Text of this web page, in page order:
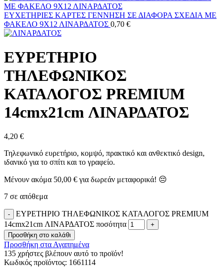
ΕΥΧΕΤΗΡΙΕΣ ΚΑΡΤΕΣ ΓΕΝΝΗΣΗ ΣΕ ΔΙΑΦΟΡΑ ΣΧΕΔΙΑ ΜΕ
ΦΑΚΕΛΟ 9Χ12 ΛΙΝΑΡΔΑΤΟΣ 0,70 €
ΕΥΡΕΤΗΡΙΟ
ΤΗΛΕΦΩΝΙΚΟΣ
ΚΑΤΑΛΟΓΟΣ PREMIUM
14cmx21cm ΛΙΝΑΡΔΑΤΟΣ
4,20 €
Τηλεφωνικό ευρετήριο, κομψό, πρακτικό και ανθεκτικό design,
ιδανικό για το σπίτι και το γραφείο.
Μένουν ακόμα 50,00 € για δωρεάν μεταφορικά! 😔
7 σε απόθεμα
ΕΥΡΕΤΗΡΙΟ ΤΗΛΕΦΩΝΙΚΟΣ ΚΑΤΑΛΟΓΟΣ PREMIUM
14cmx21cm ΛΙΝΑΡΔΑΤΟΣ ποσότητα
Προσθήκη στο καλάθι
Προσθήκη στα Αγαπημένα
135 χρήστες βλέπουν αυτό το προϊόν!
Κωδικός προϊόντος: 1661114